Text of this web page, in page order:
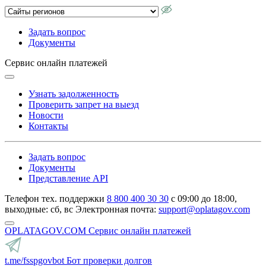
Задать вопрос
Документы
Сервис онлайн платежей
Узнать задолженность
Проверить запрет на выезд
Новости
Контакты
Задать вопрос
Документы
Представление API
Телефон тех. поддержки 8 800 400 30 30 с 09:00 до 18:00,
выходные: сб, вс Электронная почта: support@oplatagov.com
OPLATAGOV.COM Сервис онлайн платежей
t.me/fsspgovbot Бот проверки долгов